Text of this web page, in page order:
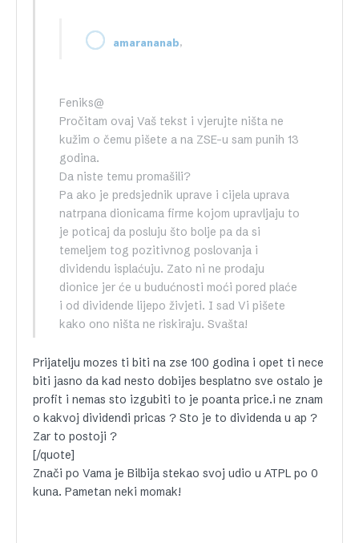
amarananab,
Feniks@
Pročitam ovaj Vaš tekst i vjerujte ništa ne
kužim o čemu pišete a na ZSE-u sam punih 13
godina.
Da niste temu promašili?
Pa ako je predsjednik uprave i cijela uprava
natrpana dionicama firme kojom upravljaju to
je poticaj da posluju što bolje pa da si
temeljem tog pozitivnog poslovanja i
dividendu isplaćuju. Zato ni ne prodaju
dionice jer će u budućnosti moći pored plaće
i od dividende lijepo živjeti. I sad Vi pišete
kako ono ništa ne riskiraju. Svašta!
Prijatelju mozes ti biti na zse 100 godina i opet ti nece
biti jasno da kad nesto dobijes besplatno sve ostalo je
profit i nemas sto izgubiti to je poanta price.i ne znam
o kakvoj dividendi pricas ? Sto je to dividenda u ap ?
Zar to postoji ?
[/quote]
Znači po Vama je Bilbija stekao svoj udio u ATPL po 0
kuna. Pametan neki momak!